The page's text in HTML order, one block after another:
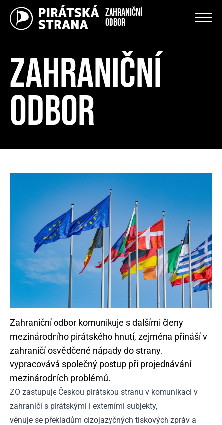
Zahraniční
odbor
ZAHRANIČNÍ
ODBOR
Zahraniční odbor komunikuje s dalšími členy
mezinárodního pirátského hnutí, zejména přináší v
zahraničí osvědčené nápady do strany,
vypracovává společný postup při projednávání
mezinárodních problémů.
ZO zastupuje Českou pirátskou stranu v komunikaci v
zahraničí s pirátskými i externími subjekty,
věnuje se překladům cizojazyčných tiskových zpráv a